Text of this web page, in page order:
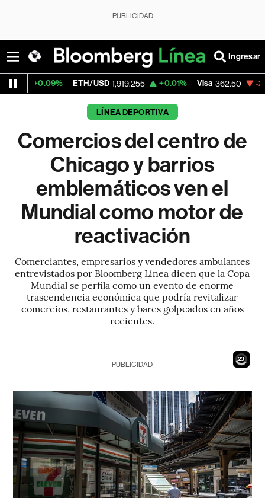
PUBLICIDAD
Ingresar
ETH/USD 1,919.255 +0.01% Visa 362.50 -2.15%
LÍNEA DEPORTIVA
Comercios del centro de
Chicago y barrios
emblemáticos ven el
Mundial como motor de
reactivación
Comerciantes, empresarios y vendedores ambulantes
entrevistados por Bloomberg Línea dicen que la Copa
Mundial se perfila como un evento de enorme
trascendencia económica que podría revitalizar
comercios, restaurantes y bares golpeados en años
recientes.
21
PUBLICIDAD